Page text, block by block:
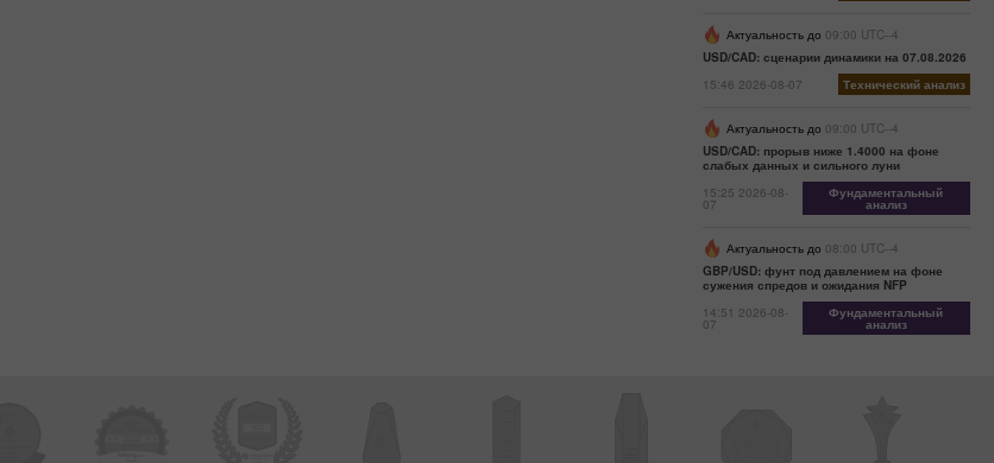
Актуальность до 09:00 UTC--4
USD/CAD: сценарии динамики на 07.08.2026
15:46 2026-08-07
Технический анализ
Актуальность до 09:00 UTC--4
USD/CAD: прорыв ниже 1.4000 на фоне
слабых данных и сильного луни
15:25 2026-08-
07
Фундаментальный
анализ
Актуальность до 08:00 UTC--4
GBP/USD: фунт под давлением на фоне
сужения спредов и ожидания NFP
14:51 2026-08-
07
Фундаментальный
анализ